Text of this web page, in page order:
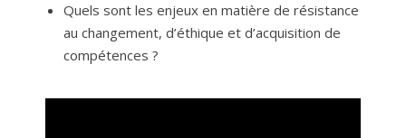
Quels sont les enjeux en matière de résistance
au changement, d’éthique et d’acquisition de
compétences ?